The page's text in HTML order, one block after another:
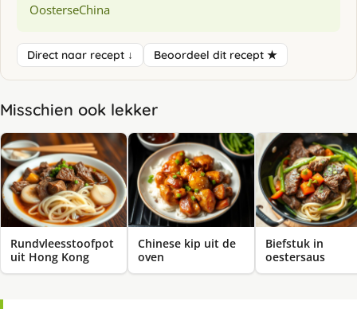
OosterseChina
Direct naar recept ↓ Beoordeel dit recept ★
Misschien ook lekker
Rundvleesstoofpot
uit Hong Kong
Chinese kip uit de
oven
Biefstuk in
oestersaus